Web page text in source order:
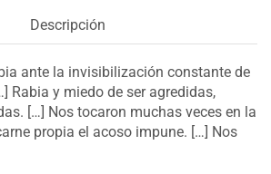
Descripción
ante la invisibilización constante de
Rabia y miedo de ser agredidas,
[…] Nos tocaron muchas veces en la
propia el acoso impune. […] Nos